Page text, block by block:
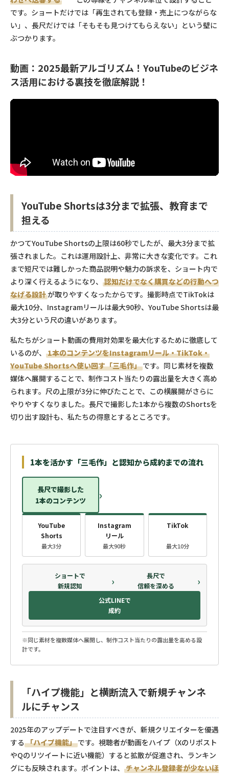
です。ショートだけでは「再生されても登録・売上につながらな
い」、長尺だけでは「そもそも見つけてもらえない」という壁に
ぶつかります。
動画：2025最新アルゴリズム！YouTubeのビジネ
ス活用における裏技を徹底解説！
YouTube Shortsは3分まで拡張、教育まで
担える
かつてYouTube Shortsの上限は60秒でしたが、最大3分まで拡
張されました。これは運用設計上、非常に大きな変化です。これ
まで短尺では難しかった商品説明や魅力の訴求を、ショート内で
より深く行えるようになり、 認知だけでなく購買などの行動へつ
なげる設計が取りやすくなったからです。撮影時点でTikTokは
最大10分、Instagramリールは最大90秒、YouTube Shortsは最
大3分という尺の違いがあります。
私たちがショート動画の費用対効果を最大化するために徹底して
いるのが、 1本のコンテンツをInstagramリール・TikTok・
YouTube Shortsへ使い回す「三毛作」 です。同じ素材を複数
媒体へ展開することで、制作コスト当たりの露出量を大きく高め
られます。尺の上限が3分に伸びたことで、この横展開がさらに
やりやすくなりました。長尺で撮影した1本から複数のShortsを
切り出す設計も、私たちの得意とするところです。
1本を活かす「三毛作」と認知から成約までの流れ
長尺で撮影した
1本のコンテンツ
›
YouTube
Shorts
最大3分
Instagram
リール
最大90秒
TikTok
最大10分
ショートで
新規認知
›
長尺で
信頼を深める
›
公式LINEで
成約
※同じ素材を複数媒体へ展開し、制作コスト当たりの露出量を高める設
計です。
「ハイプ機能」と横断流入で新規チャンネ
ルにチャンス
2025年のアップデートで注目すべきが、新規クリエイターを優遇
する 「ハイプ機能」 です。視聴者が動画をハイプ（Xのリポスト
やQのリツイートに近い機能）すると拡散が促進され、ランキン
グにも反映されます。ポイントは、 チャンネル登録者が少ないほ